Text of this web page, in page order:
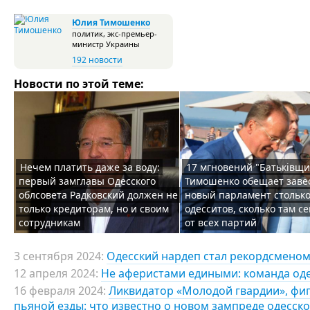
Юлия Тимошенко
политик, экс-премьер-
министр Украины
192 новости
Новости по этой теме:
Нечем платить даже за воду:
первый замглавы Одесского
облсовета Радковский должен не
только кредиторам, но и своим
сотрудникам
17 мгновений
Тимошенко обещает
новый парламент
одесситов, сколько там
от всех партий
3 сентября 2024: Одесский нардеп стал
12 апреля 2024: Не аферистами едиными: команда
16 февраля 2024: Ликвидатор «Молодой гвардии»,
пьяной езды: что известно о новом зампреде